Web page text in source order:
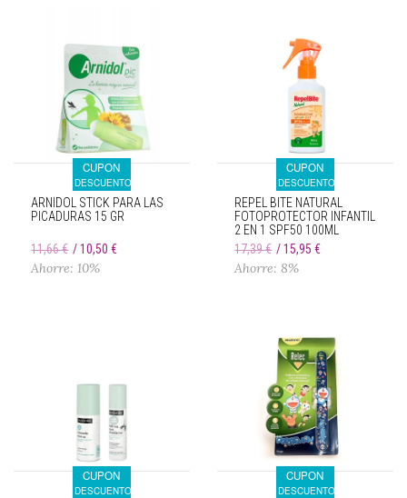
CUPON
DESCUENTO
ARNIDOL STICK PARA LAS
PICADURAS 15 GR
11,66 € 10,50 €
Ahorre: 10%
CUPON
DESCUENTO
REPEL BITE NATURAL
FOTOPROTECTOR INFANTIL
2 EN 1 SPF50 100ML
17,39 €
15,95 €
Ahorre: 8%
CUPON
DESCUENTO
CUPON
DESCUENTO